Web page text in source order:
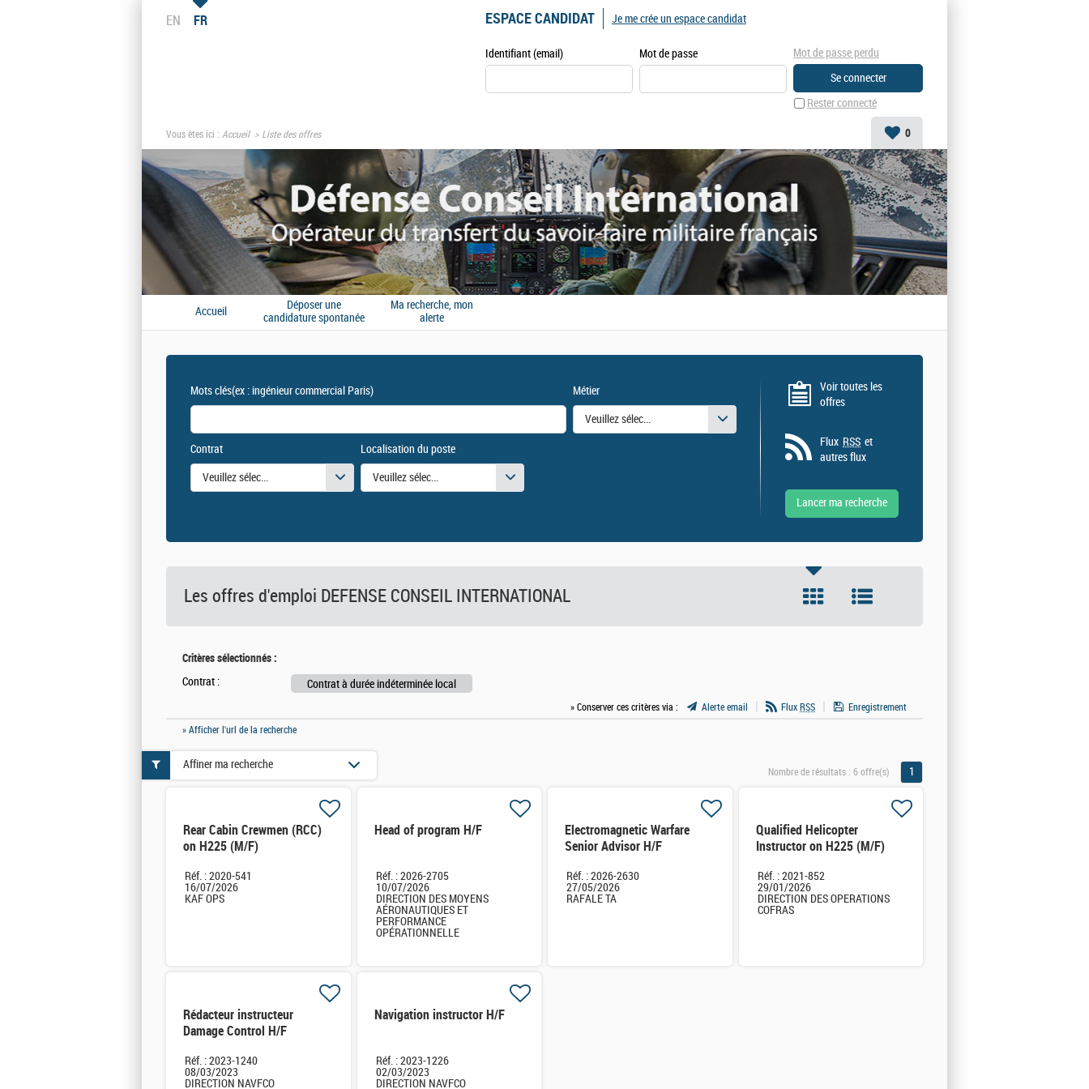
EN FR ESPACE CANDIDAT
Identifiant (email) Mot de passe
Rester connecté
Mot de passe perdu
Je me crée un espace candidat
Vous êtes ici : Accueil Liste des offres 0
Accueil
Déposer une
candidature spontanée
Ma recherche, mon
alerte
Mots clés(ex : ingénieur commercial Paris) Métier
Veuillez sélectionner une ou des valeurs
Contrat
Veuillez sélectionner une ou des valeurs
Localisation du poste
Veuillez sélectionner une ou des valeurs
Voir toutes les
offres
Flux RSS et
autres flux
Les offres d'emploi DEFENSE CONSEIL INTERNATIONAL
Critères sélectionnés :
Contrat : Contrat à durée indéterminée local
» Conserver ces critères via : Alerte email Flux RSS
Enregistrement
» Afficher l'url de la recherche
Nombre de résultats : 6 offre(s) 1
Rear Cabin Crewmen (RCC)
on H225 (M/F)
Réf. : 2020-541
16/07/2026
KAF OPS
Head of program H/F
Réf. : 2026-2705
10/07/2026
DIRECTION DES MOYENS
AÉRONAUTIQUES ET
PERFORMANCE
OPÉRATIONNELLE
Electromagnetic Warfare
Senior Advisor H/F
Réf. : 2026-2630
27/05/2026
RAFALE TA
Qualified Helicopter
Instructor on H225 (M/F)
Réf. : 2021-852
29/01/2026
DIRECTION DES OPERATIONS
COFRAS
Rédacteur instructeur
Damage Control H/F
Réf. : 2023-1240
08/03/2023
DIRECTION NAVFCO
Navigation instructor H/F
Réf. : 2023-1226
02/03/2023
DIRECTION NAVFCO
Affiner ma recherche